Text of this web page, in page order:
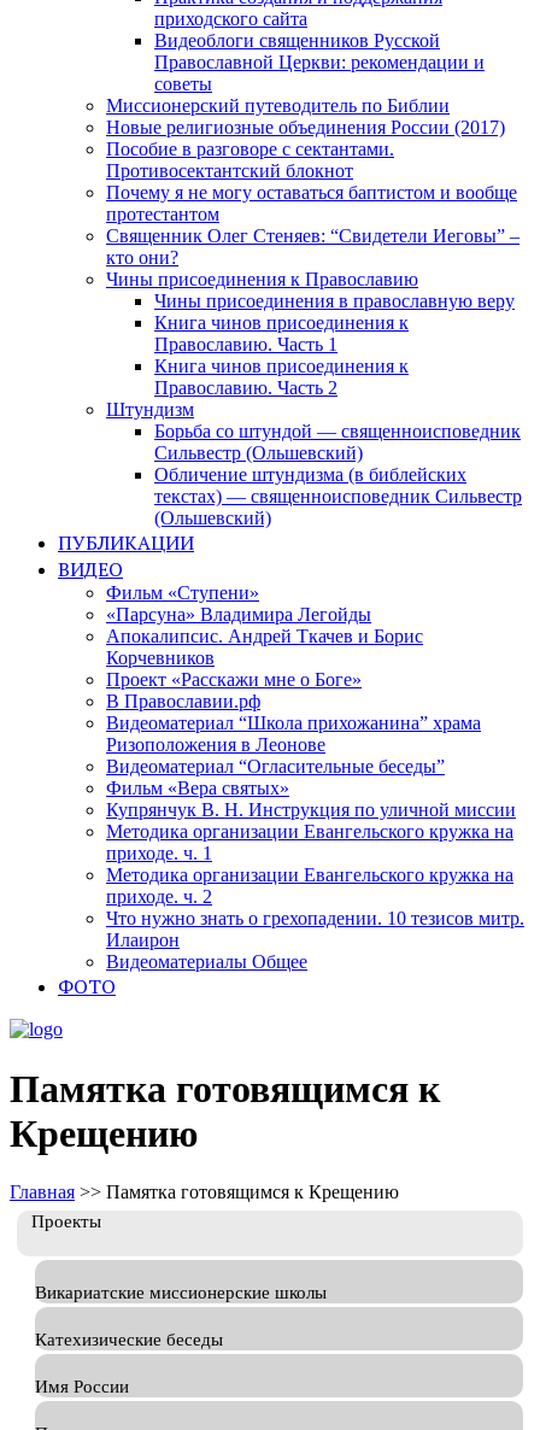
приходского сайта
Видеоблоги священников Русской
Православной Церкви: рекомендации и
советы
Миссионерский путеводитель по Библии
Новые религиозные объединения России (2017)
Пособие в разговоре с сектантами.
Противосектантский блокнот
Почему я не могу оставаться баптистом и вообще
протестантом
Священник Олег Стеняев: “Свидетели Иеговы” –
кто они?
Чины присоединения к Православию
Чины присоединения в православную веру
Книга чинов присоединения к
Православию. Часть 1
Книга чинов присоединения к
Православию. Часть 2
Штундизм
Борьба со штундой — священноисповедник
Сильвестр (Ольшевский)
Обличение штундизма (в библейских
текстах) — священноисповедник Сильвестр
(Ольшевский)
ПУБЛИКАЦИИ
ВИДЕО
Фильм «Ступени»
«Парсуна» Владимира Легойды
Апокалипсис. Андрей Ткачев и Борис
Корчевников
Проект «Расскажи мне о Боге»
В Православии.рф
Видеоматериал “Школа прихожанина” храма
Ризоположения в Леонове
Видеоматериал “Огласительные беседы”
Фильм «Вера святых»
Купрянчук В. Н. Инструкция по уличной миссии
Методика организации Евангельского кружка на
приходе. ч. 1
Методика организации Евангельского кружка на
приходе. ч. 2
Что нужно знать о грехопадении. 10 тезисов митр.
Илаирон
Видеоматериалы Общее
ФОТО
Памятка готовящимся к
Крещению
Главная >> Памятка готовящимся к Крещению
Проекты
Викариатские миссионерские школы
Катехизические беседы
Имя России